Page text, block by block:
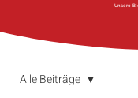
Unsere
Alle Beiträge